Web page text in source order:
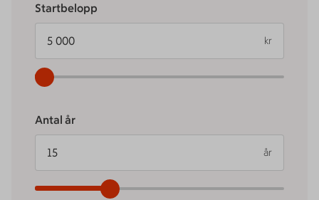
Startbelopp
kr
Antal år
år